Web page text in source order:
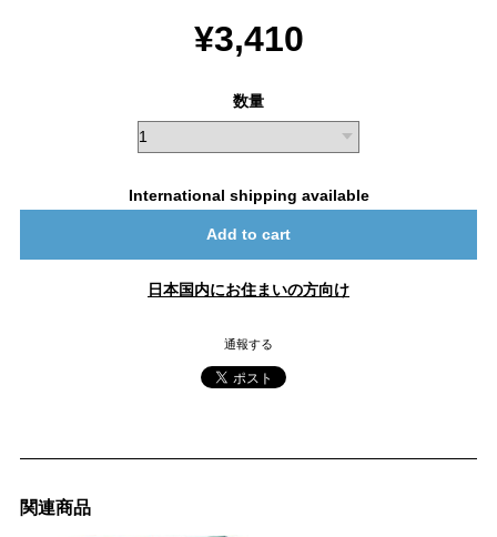
¥3,410
数量
International shipping available
Add to cart
日本国内にお住まいの方向け
通報する
関連商品